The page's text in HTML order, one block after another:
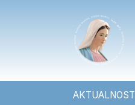
AKTUALNOSTI